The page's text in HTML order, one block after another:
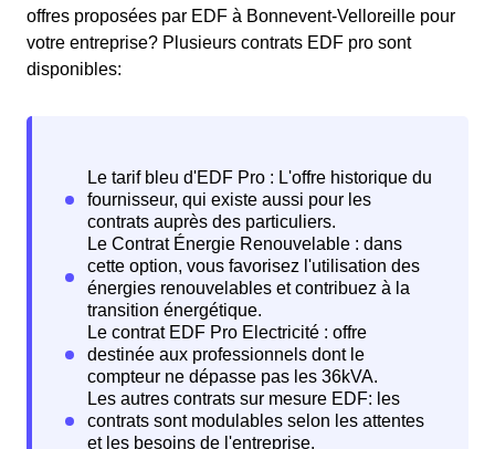
offres proposées par EDF à Bonnevent-Velloreille pour
votre entreprise? Plusieurs contrats EDF pro sont
disponibles: